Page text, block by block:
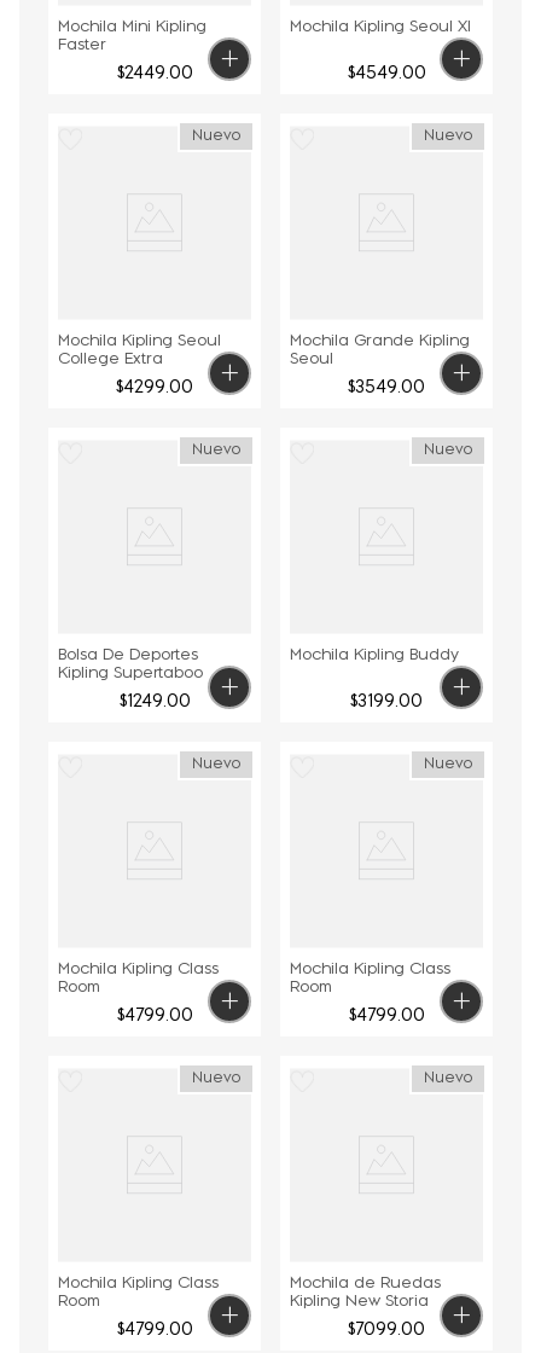
Mochila Mini Kipling
Faster
$2449.00
Mochila Kipling Seoul Xl
$4549.00
Nuevo
Mochila Kipling Seoul
College Extra
$4299.00
Nuevo
Mochila Grande Kipling
Seoul
$3549.00
Nuevo
Bolsa De Deportes
Kipling Supertaboo
$1249.00
Nuevo
Mochila Kipling Buddy
$3199.00
Nuevo
Mochila Kipling Class
Room
$4799.00
Nuevo
Mochila Kipling Class
Room
$4799.00
Nuevo
Mochila Kipling Class
Room
$4799.00
Nuevo
Mochila de Ruedas
Kipling New Storia
$7099.00